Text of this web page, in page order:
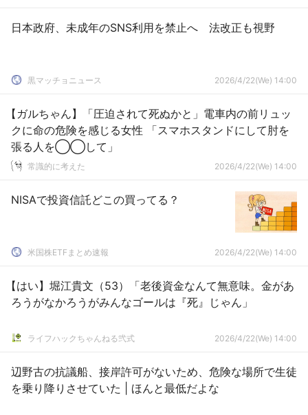
日本政府、未成年のSNS利用を禁止へ 法改正も視野
黒マッチョニュース 2026/4/22(We) 14:00
【ガルちゃん】「圧迫されて死ぬかと」電車内の前リュッ
クに命の危険を感じる女性 「スマホスタンドにして肘を
張る人を◯◯して」
常識的に考えた 2026/4/22(We) 14:00
NISAで投資信託どこの買ってる？
米国株ETFまとめ速報 2026/4/22(We) 14:00
【はい】堀江貴文（53）「老後資金なんて無意味。金があ
ろうがなかろうがみんなゴールは『死』じゃん」
ライフハックちゃんねる弐式 2026/4/22(We) 14:00
辺野古の抗議船、接岸許可がないため、危険な場所で生徒
を乗り降りさせていた | ほんと最低だよな